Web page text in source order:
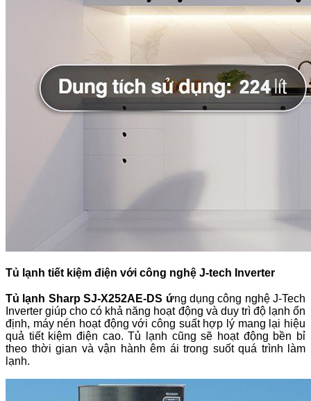
Tủ lạnh tiết kiệm điện với công nghệ J-tech Inverter
Tủ lạnh SharpSJ-X252AE-DS ứng dụng công nghệ J-Tech
Inverter giúp cho có khả năng hoạt động và duy trì độ lạnh ổn
định, máy nén hoạt động với công suất hợp lý mang lại hiệu
quả tiết kiệm điện cao. Tủ lạnh cũng sẽ hoạt động bền bỉ
theo thời gian và vận hành êm ái trong suốt quá trình làm
lạnh.